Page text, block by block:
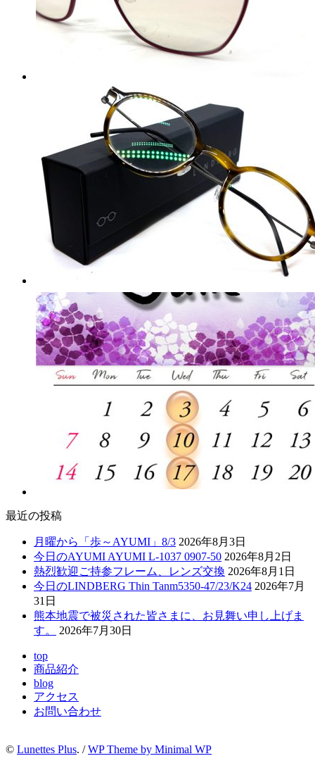
最近の投稿
月曜から「歩～AYUMI」8/3 2026年8月3日
今日のAYUMI AYUMI L-1037 0907-50 2026年8月2日
熱烈歓迎ご持参フレーム、レンズ交換 2026年8月1日
今日のLINDBERG Thin Tanm5350-47/23/K24 2026年7月
31日
熊本地震で被災された皆さまに、お見舞い申し上げま
す。
2026年7月30日
top
商品紹介
blog
アクセス
お問い合わせ
© Lunettes Plus. /WP Theme by Minimal WP